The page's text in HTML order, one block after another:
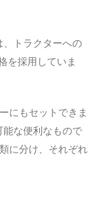
、トラクターへの
を採用していま
にもセットできま
能な便利なもので
に分け、それぞれ